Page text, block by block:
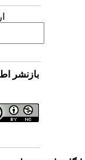
بازنشر